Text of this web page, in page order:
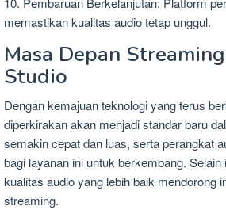
memastikan kualitas audio tetap unggul.
Masa Depan
Studio
Dengan kemajuan teknologi yang terus
diperkirakan akan menjadi standar baru
semakin cepat dan luas, serta perangkat
bagi layanan ini untuk berkembang.
kualitas audio yang lebih baik mendorong
streaming.